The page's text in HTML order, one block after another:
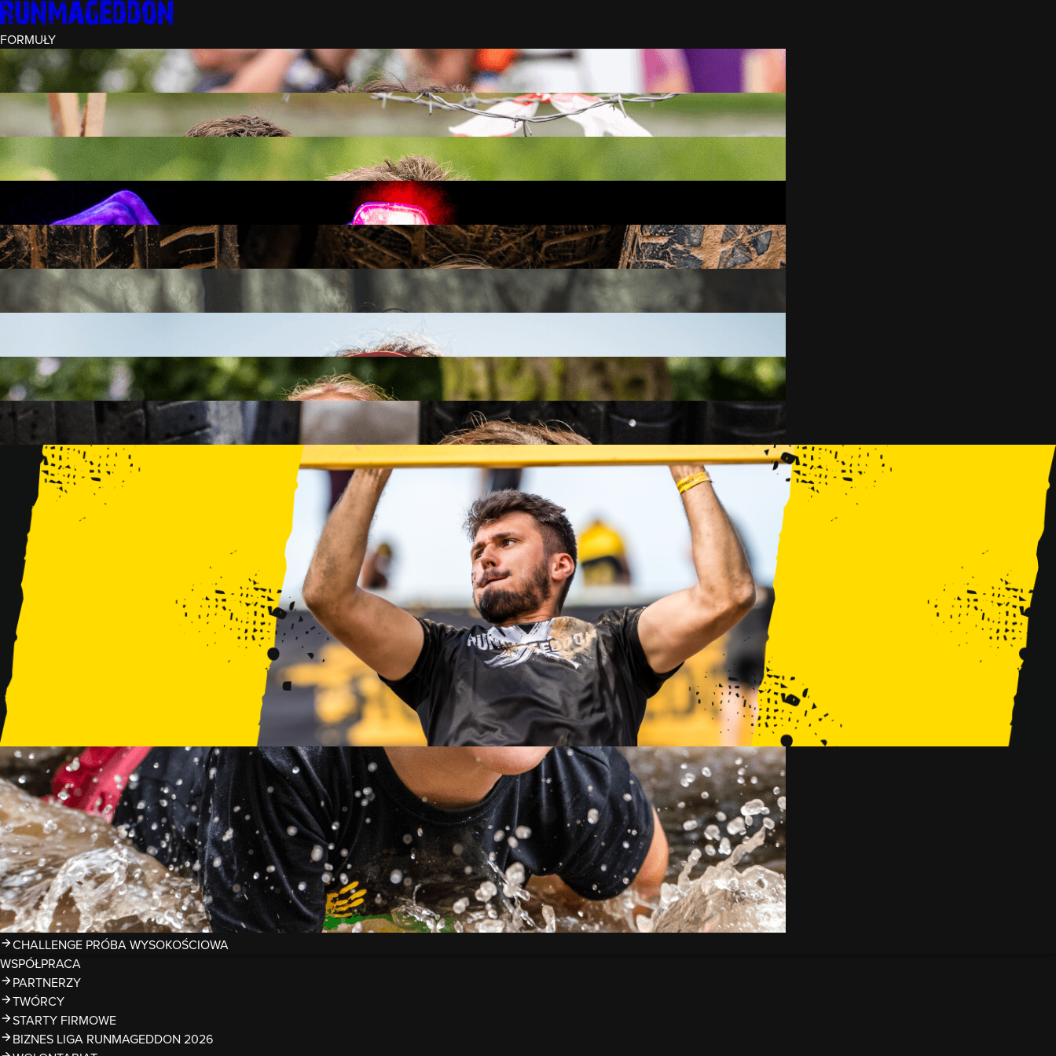
FORMUŁY
INTRO (¼)
15 PRZESZKÓD
3 KM+
REKRUT (½)
30 PRZESZKÓD
RUNMAGEDDON
50 PRZESZKÓD
12 KM+
NOCNY REKRUT (½)
30 PRZESZKÓD
6 KM+
INTRO U-16
15 PRZESZKÓD
3 KM+
RUNMAGEDDON HARDCORE
70 PRZESZKÓD
21 KM+
FAMILY
15 PRZESZKÓD
2 KM+
KIDS
15 PRZESZKÓD
1 KM+
TRENINGI
WYDARZENIA
RUNMAGEDDON LUBLIN ZALEW ZEMBORZYCKI 22/23.08.2026
RUNMAGEDDON ERGO ARENA GDAŃSK/SOPOT 12/13.09.2026
RUNMAGEDDON KIDS: DEMO WARSZAWA 24/26.09.2026
RUNMAGEDDON WROCŁAW KOPALNIA ROLANTOWICE 26/27.09.2026
RUNMAGEDDON WARSZAWA TWIERDZA MODLIN 10/11.10.2026
RUNMAGEDDON JURAPARK BAŁTÓW 24/25.10.2026
RUNMAGEDDON HALLOWEEN WARSZAWA 31.10.2026
TRENINGI
VOUCHERY
DLA ZAWODNIKÓW
ZDJĘCIA
KALENDARZ 2026
WYNIKI
LIGA RUNMAGEDDON 2026
SUPERLIGA RUNMAGEDDON 2026
SUPERLIGA RMG KIDS 2026
KWALIFIKACJE DO MISTRZOSTW EUROPY I ŚWIATA OCR
TROFEA
LEGENDY RUNMAGEDDON
MAGAZYN
CHALLENGE PRÓBA WYSOKOŚCIOWA
WSPÓŁPRACA
PARTNERZY
TWÓRCY
STARTY FIRMOWE
BIZNES LIGA RUNMAGEDDON 2026